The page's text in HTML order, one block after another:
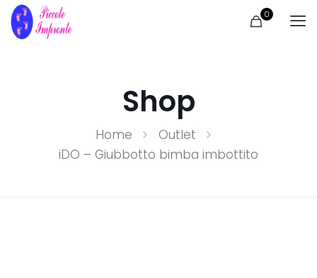
0
Shop
Home
Outlet
iDO – Giubbotto bimba imbottito